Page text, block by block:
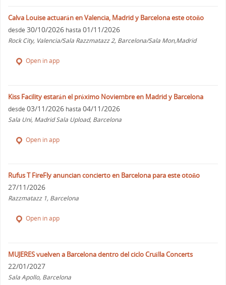
Calva Louise actuarán en Valencia, Madrid y Barcelona este otoño
desde 30/10/2026 hasta 01/11/2026
Rock City, Valencia/Sala Razzmatazz 2, Barcelona/Sala Mon,Madrid
Open in app
Kiss Facility estarán el próximo Noviembre en Madrid y Barcelona
desde 03/11/2026 hasta 04/11/2026
Sala Uni, Madrid Sala Upload, Barcelona
Open in app
Rufus T FireFly anuncian concierto en Barcelona para este otoño
27/11/2026
Razzmatazz 1, Barcelona
Open in app
MUJERES vuelven a Barcelona dentro del ciclo Cruïlla Concerts
22/01/2027
Sala Apollo, Barcelona